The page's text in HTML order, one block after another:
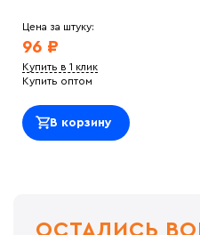
Цена за штуку:
96 ₽
Купить в 1 клик
Купить оптом
В корзину
ОСТАЛИСЬ